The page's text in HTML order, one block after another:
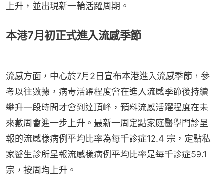
上升，並出現新一輪活躍周期。
本港7月初正式進入流感季節
流感方面，中心於7月2日宣布本港進入流感季節，參
考以往數據，病毒活躍程度會在進入流感季節後持續
攀升一段時間才會到達頂峰，預料流感活躍程度在未
來數周會進一步上升。最新一周定點家庭醫學門診呈
報的流感樣病例平均比率為每千診症12.4 宗，定點私
家醫生診所呈報流感樣病例平均比率是每千診症59.1
宗，按周均上升。